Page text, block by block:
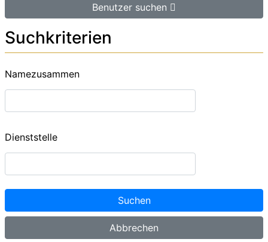
Benutzer suchen
Suchkriterien
Namezusammen
Dienststelle